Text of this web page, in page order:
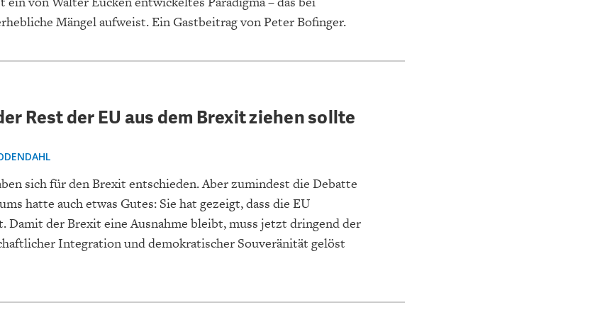
UND DIE
DAS POST-CORONA-
ZEITALTER
MAKROTHEK ÖKONOMENSZENE
Mängel aufweist. Ein Gastbeitrag von Peter Bofinger.
Rest der EU aus dem Brexit ziehen sollte
sich für den Brexit entschieden. Aber zumindest die Debatte
hatte auch etwas Gutes: Sie hat gezeigt, dass die EU
der Brexit eine Ausnahme bleibt, muss jetzt dringend der
Integration und demokratischer Souveränität gelöst